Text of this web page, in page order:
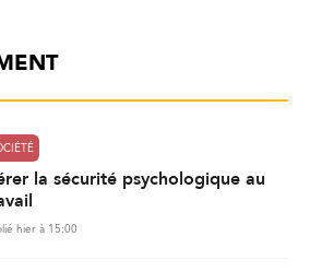
la sécurité psychologique au
hier à 15:00